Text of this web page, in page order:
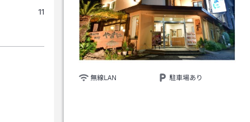
11
無線LAN 駐車場あり